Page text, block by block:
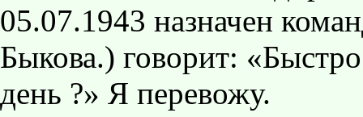
05.07.1943 назначен
Быкова.) говорит:
день ?» Я перевожу.